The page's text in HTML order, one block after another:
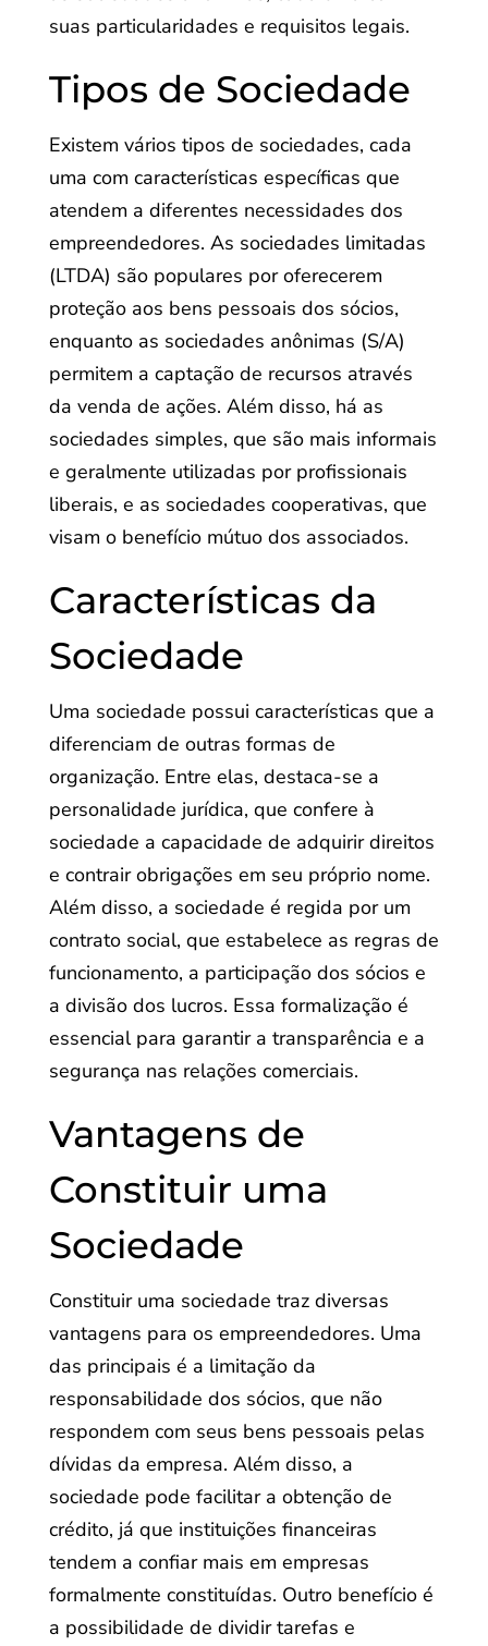
suas particularidades e requisitos legais.
Tipos de Sociedade
Existem vários tipos de sociedades, cada
uma com características específicas que
atendem a diferentes necessidades dos
empreendedores. As sociedades limitadas
(LTDA) são populares por oferecerem
proteção aos bens pessoais dos sócios,
enquanto as sociedades anônimas (S/A)
permitem a captação de recursos através
da venda de ações. Além disso, há as
sociedades simples, que são mais informais
e geralmente utilizadas por profissionais
liberais, e as sociedades cooperativas, que
visam o benefício mútuo dos associados.
Características da
Sociedade
Uma sociedade possui características que a
diferenciam de outras formas de
organização. Entre elas, destaca-se a
personalidade jurídica, que confere à
sociedade a capacidade de adquirir direitos
e contrair obrigações em seu próprio nome.
Além disso, a sociedade é regida por um
contrato social, que estabelece as regras de
funcionamento, a participação dos sócios e
a divisão dos lucros. Essa formalização é
essencial para garantir a transparência e a
segurança nas relações comerciais.
Vantagens de
Constituir uma
Sociedade
Constituir uma sociedade traz diversas
vantagens para os empreendedores. Uma
das principais é a limitação da
responsabilidade dos sócios, que não
respondem com seus bens pessoais pelas
dívidas da empresa. Além disso, a
sociedade pode facilitar a obtenção de
crédito, já que instituições financeiras
tendem a confiar mais em empresas
formalmente constituídas. Outro benefício é
a possibilidade de dividir tarefas e